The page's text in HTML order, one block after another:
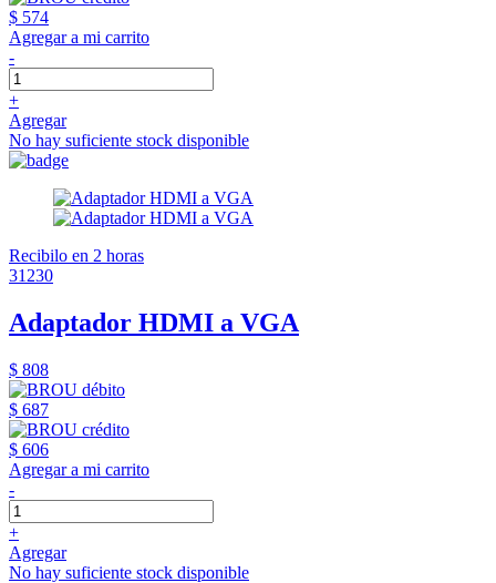
$ 574
Agregar a mi carrito
-
+
Agregar
No hay suficiente stock disponible
Recibilo en 2 horas
31230
Adaptador HDMI a VGA
$ 808
$ 687
$ 606
Agregar a mi carrito
-
+
Agregar
No hay suficiente stock disponible